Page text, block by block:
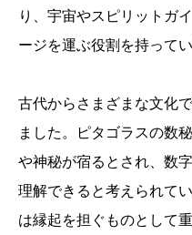
り、宇宙やスピリットガ
ージを運ぶ役割を持って
古代からさまざまな文化
ました。ピタゴラスの数
や神秘が宿るとされ、数
理解できると考えられて
は縁起を担ぐものとして